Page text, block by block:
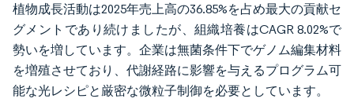
植物成長活動は2025年売上高の36.85%を占め最大の貢献セ
グメントであり続けましたが、組織培養はCAGR 8.02%で
勢いを増しています。企業は無菌条件下でゲノム編集材料
を増殖させており、代謝経路に影響を与えるプログラム可
能な光レシピと厳密な微粒子制御を必要としています。